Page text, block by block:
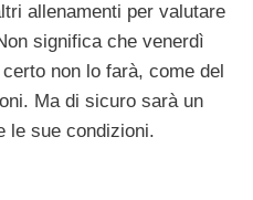
allenamenti per valutare
significa che venerdì
non lo farà, come del
Ma di sicuro sarà un
le sue condizioni.